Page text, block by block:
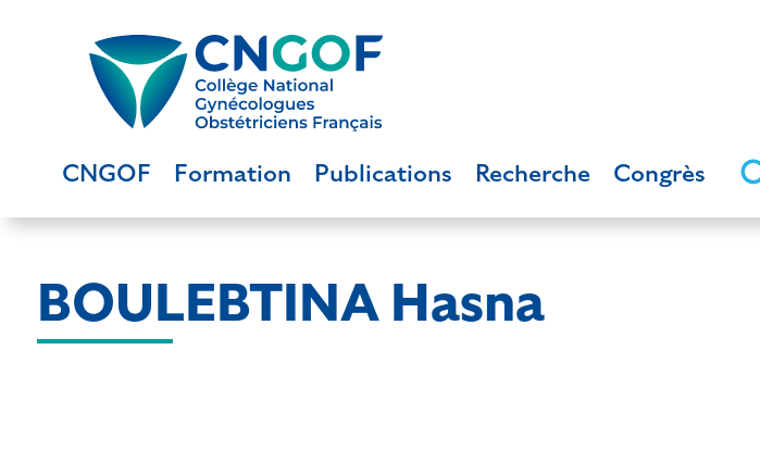
CNGOF Formation Publications Recherche Congrès
BOULEBTINA Hasna